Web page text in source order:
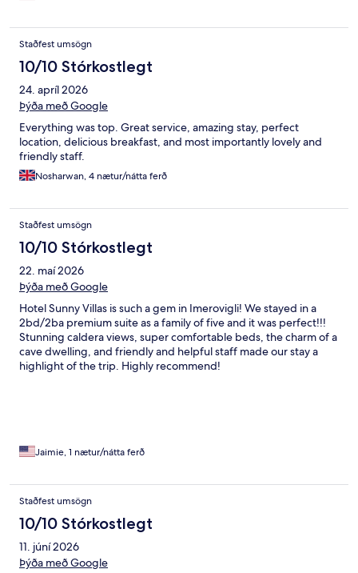
Staðfest umsögn
10/10 Stórkostlegt
24. apríl 2026
Þýða með Google
Everything was top. Great service, amazing stay, perfect
location, delicious breakfast, and most importantly lovely and
friendly staff.
Nosharwan, 4 nætur/nátta ferð
Staðfest umsögn
10/10 Stórkostlegt
22. maí 2026
Þýða með Google
Hotel Sunny Villas is such a gem in Imerovigli! We stayed in a
2bd/2ba premium suite as a family of five and it was perfect!!!
Stunning caldera views, super comfortable beds, the charm of a
cave dwelling, and friendly and helpful staff made our stay a
highlight of the trip. Highly recommend!
Jaimie, 1 nætur/nátta ferð
Staðfest umsögn
10/10 Stórkostlegt
11. júní 2026
Þýða með Google